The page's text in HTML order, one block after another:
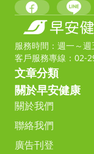
服務時間：週一～
客戶服務專線：02-
文章分類
關於早安健康
關於我們
聯絡我們
廣告刊登